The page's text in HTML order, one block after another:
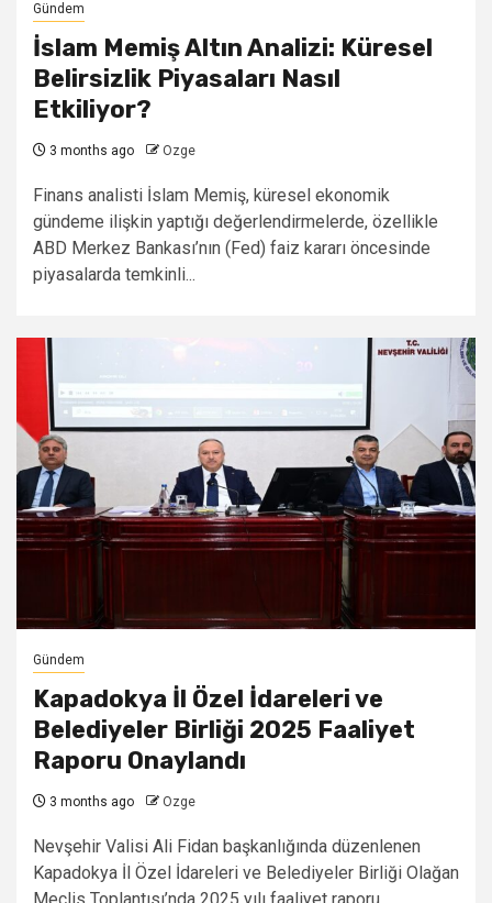
Gündem
İslam Memiş Altın Analizi: Küresel
Belirsizlik Piyasaları Nasıl
Etkiliyor?
3 months ago Ozge
Finans analisti İslam Memiş, küresel ekonomik
gündeme ilişkin yaptığı değerlendirmelerde, özellikle
ABD Merkez Bankası’nın (Fed) faiz kararı öncesinde
piyasalarda temkinli...
Gündem
Kapadokya İl Özel İdareleri ve
Belediyeler Birliği 2025 Faaliyet
Raporu Onaylandı
3 months ago Ozge
Nevşehir Valisi Ali Fidan başkanlığında düzenlenen
Kapadokya İl Özel İdareleri ve Belediyeler Birliği Olağan